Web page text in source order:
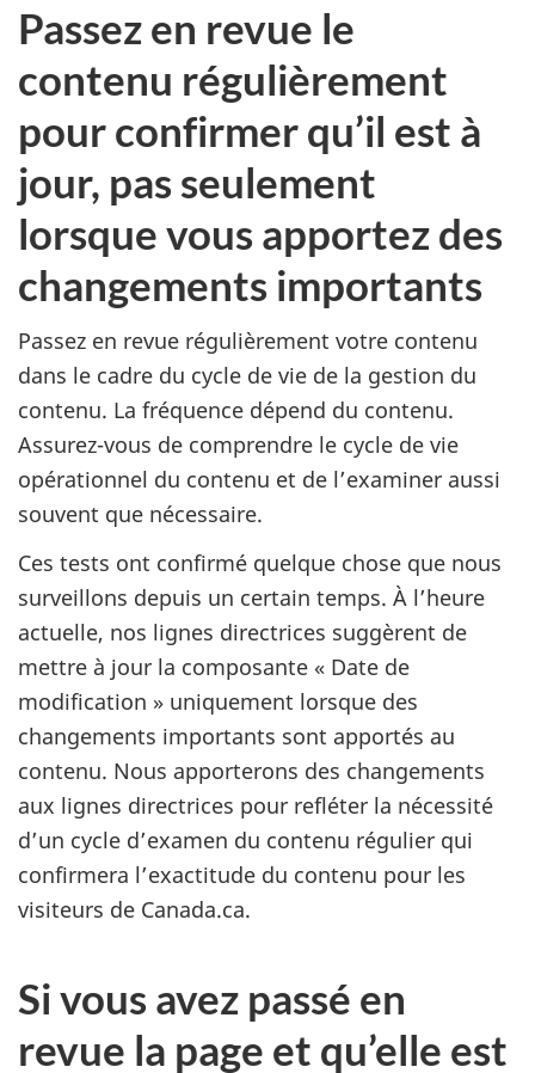
Passez en revue le
contenu régulièrement
pour confirmer qu’il est à
jour, pas seulement
lorsque vous apportez des
changements importants
Passez en revue régulièrement votre contenu
dans le cadre du cycle de vie de la gestion du
contenu. La fréquence dépend du contenu.
Assurez-vous de comprendre le cycle de vie
opérationnel du contenu et de l’examiner aussi
souvent que nécessaire.
Ces tests ont confirmé quelque chose que nous
surveillons depuis un certain temps. À l’heure
actuelle, nos lignes directrices suggèrent de
mettre à jour la composante « Date de
modification » uniquement lorsque des
changements importants sont apportés au
contenu. Nous apporterons des changements
aux lignes directrices pour refléter la nécessité
d’un cycle d’examen du contenu régulier qui
confirmera l’exactitude du contenu pour les
visiteurs de Canada.ca.
Si vous avez passé en
revue la page et qu’elle est